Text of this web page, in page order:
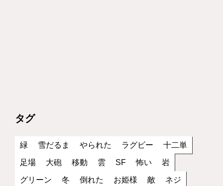
タグ
緑 雪だるま やられた ラグビー 十二単
足場 大砲 移動 雲 SF 怖い 岩
グリーン 冬 倒れた お姫様 敵 ネジ